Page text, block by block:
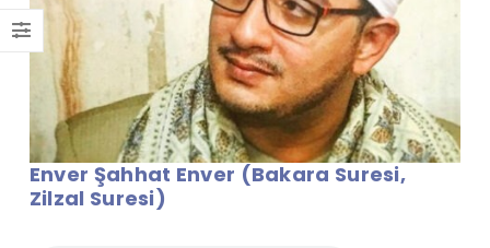
Enver Şahhat Enver (Bakara Suresi,
Zilzal Suresi)